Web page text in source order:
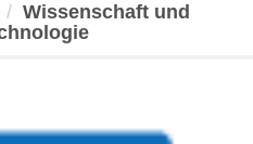
Wissenschaft und